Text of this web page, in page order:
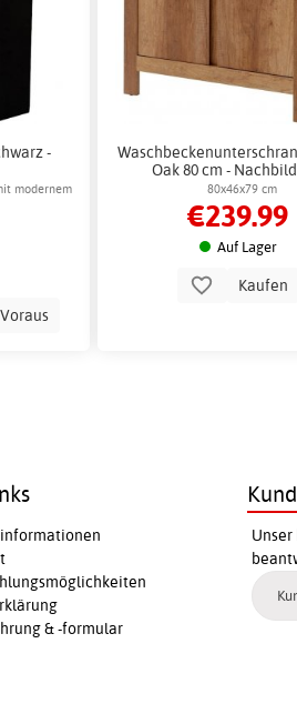
-
modernem
Oak 80 cm -
80x46x79 cm
€239.99
Auf Lager
Kaufen
& -formular